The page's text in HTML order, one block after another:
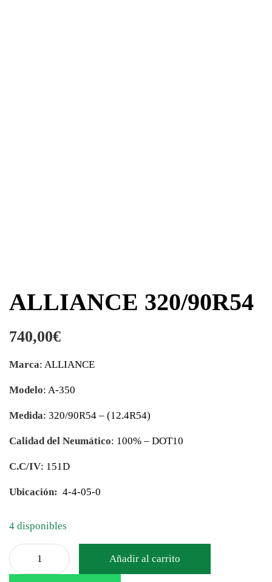
ALLIANCE 320/90R54
740,00€
Marca: ALLIANCE
Modelo: A-350
Medida: 320/90R54 – (12.4R54)
Calidad del Neumático: 100% – DOT10
C.C/IV: 151D
Ubicación: 4-4-05-0
4 disponibles
Añadir al carrito